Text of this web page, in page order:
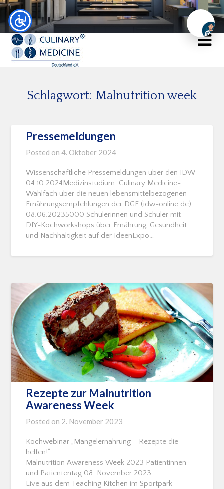
Schlagwort: Malnutrition week
Pressemeldungen
Posted on4. Oktober 2024
Wissenschaftliche Pressemeldungen über den IDW
04.10.2024Medizinstudium: Culinary Medicine-
Wahlfach über die neuen lebensmittelbezogenen
Ernährungsempfehlungen der DGE (idw-online.de)
08.06.20235000 Schülerinnen und Schüler mit
DIY-Kochworkshops über Ernährung, Gesundheit
und Nachhaltigkeit auf der IdeenExpo…
Rezepte zur Malnutrition
Awareness Week
Posted on 2. November 2023
Kochwebinar „Mangelernährung – Rezepte die
helfen!“
Malnutrition Awareness Week 2023 Patientinnen
und Patiententag 08. November 2023
Live aus dem Teaching Kitchen im Sportpark
Chat